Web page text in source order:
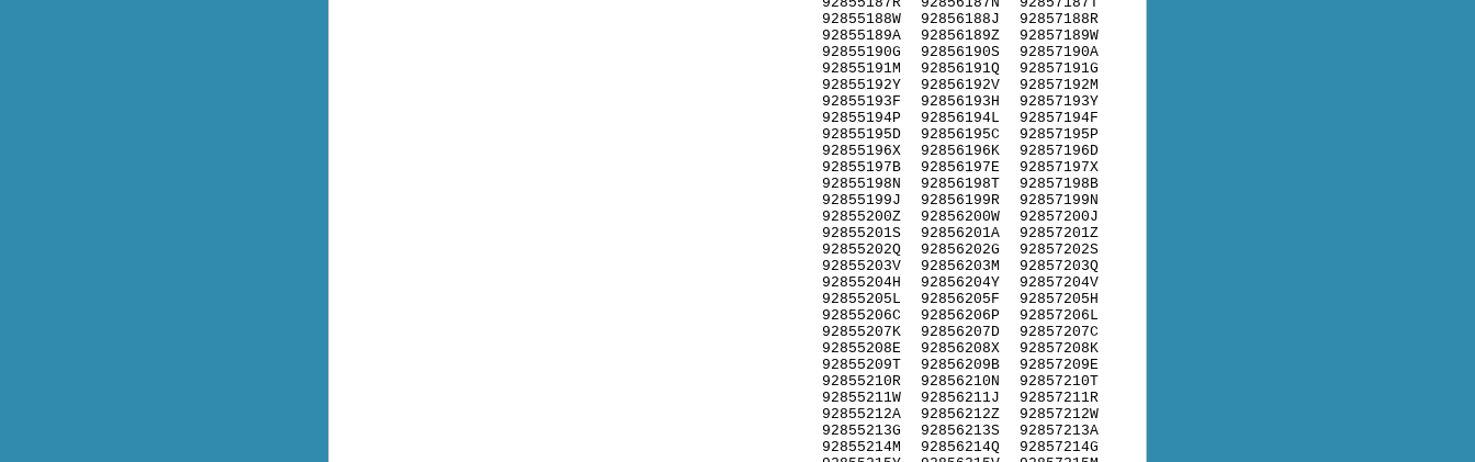
92855188W
92855189A
92855190G
92855191M
92855192Y
92855193F
92855194P
92855195D
92855196X
92855197B
92855198N
92855199J
92855200Z
92855201S
92855202Q
92855203V
92855204H
92855205L
92855206C
92855207K
92855208E
92855209T
92855210R
92855211W
92855212A
92855213G
92855214M
92856188J
92856189Z
92856190S
92856191Q
92856192V
92856193H
92856194L
92856195C
92856196K
92856197E
92856198T
92856199R
92856200W
92856201A
92856202G
92856203M
92856204Y
92856205F
92856206P
92856207D
92856208X
92856209B
92856210N
92856211J
92856212Z
92856213S
92856214Q
92857188R
92857189W
92857190A
92857191G
92857192M
92857193Y
92857194F
92857195P
92857196D
92857197X
92857198B
92857199N
92857200J
92857201Z
92857202S
92857203Q
92857204V
92857205H
92857206L
92857207C
92857208K
92857209E
92857210T
92857211R
92857212W
92857213A
92857214G